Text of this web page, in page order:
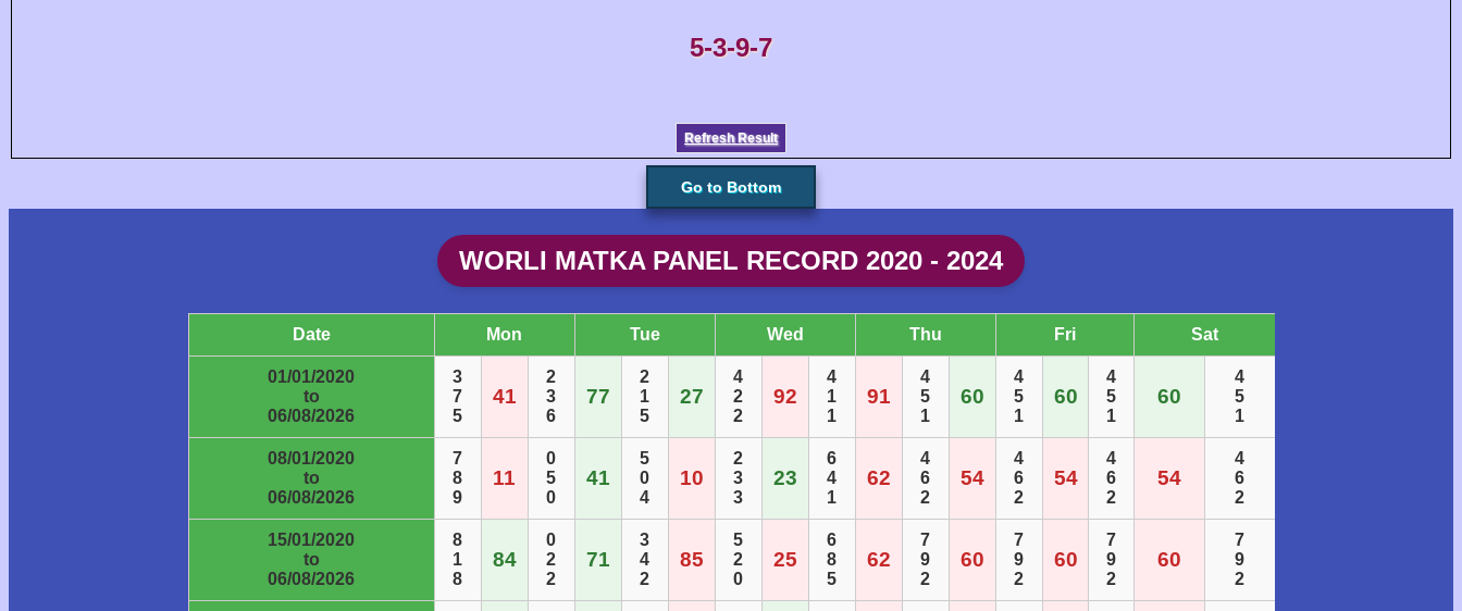
5-3-9-7
Refresh Result
Go to Bottom
WORLI MATKA PANEL RECORD 2020 - 2024
Date Mon Tue Wed Thu Fri Sat
01/01/2020
to
06/08/2026
3
7
5
41
2
3
6
77
2
1
5
27
4
2
2
92
4
1
1
91
4
5
1
60
4
5
1
60
4
5
1
60
4
5
1
08/01/2020
to
06/08/2026
7
8
9
11
0
5
0
41
5
0
4
10
2
3
3
23
6
4
1
62
4
6
2
54
4
6
2
54
4
6
2
54
4
6
2
15/01/2020
to
06/08/2026
8
1
8
84
0
2
2
71
3
4
2
85
5
2
0
25
6
8
5
62
7
9
2
60
7
9
2
60
7
9
2
60
7
9
2